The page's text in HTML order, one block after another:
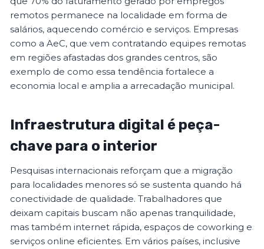
remotos permanece na localidade em forma de
salários, aquecendo comércio e serviços. Empresas
como a AeC, que vem contratando equipes remotas
em regiões afastadas dos grandes centros, são
exemplo de como essa tendência fortalece a
economia local e amplia a arrecadação municipal.
Infraestrutura digital é peça-
chave para o interior
Pesquisas internacionais reforçam que a migração
para localidades menores só se sustenta quando há
conectividade de qualidade. Trabalhadores que
deixam capitais buscam não apenas tranquilidade,
mas também internet rápida, espaços de coworking e
serviços online eficientes. Em vários países, inclusive